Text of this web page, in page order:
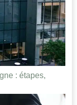
: étapes,